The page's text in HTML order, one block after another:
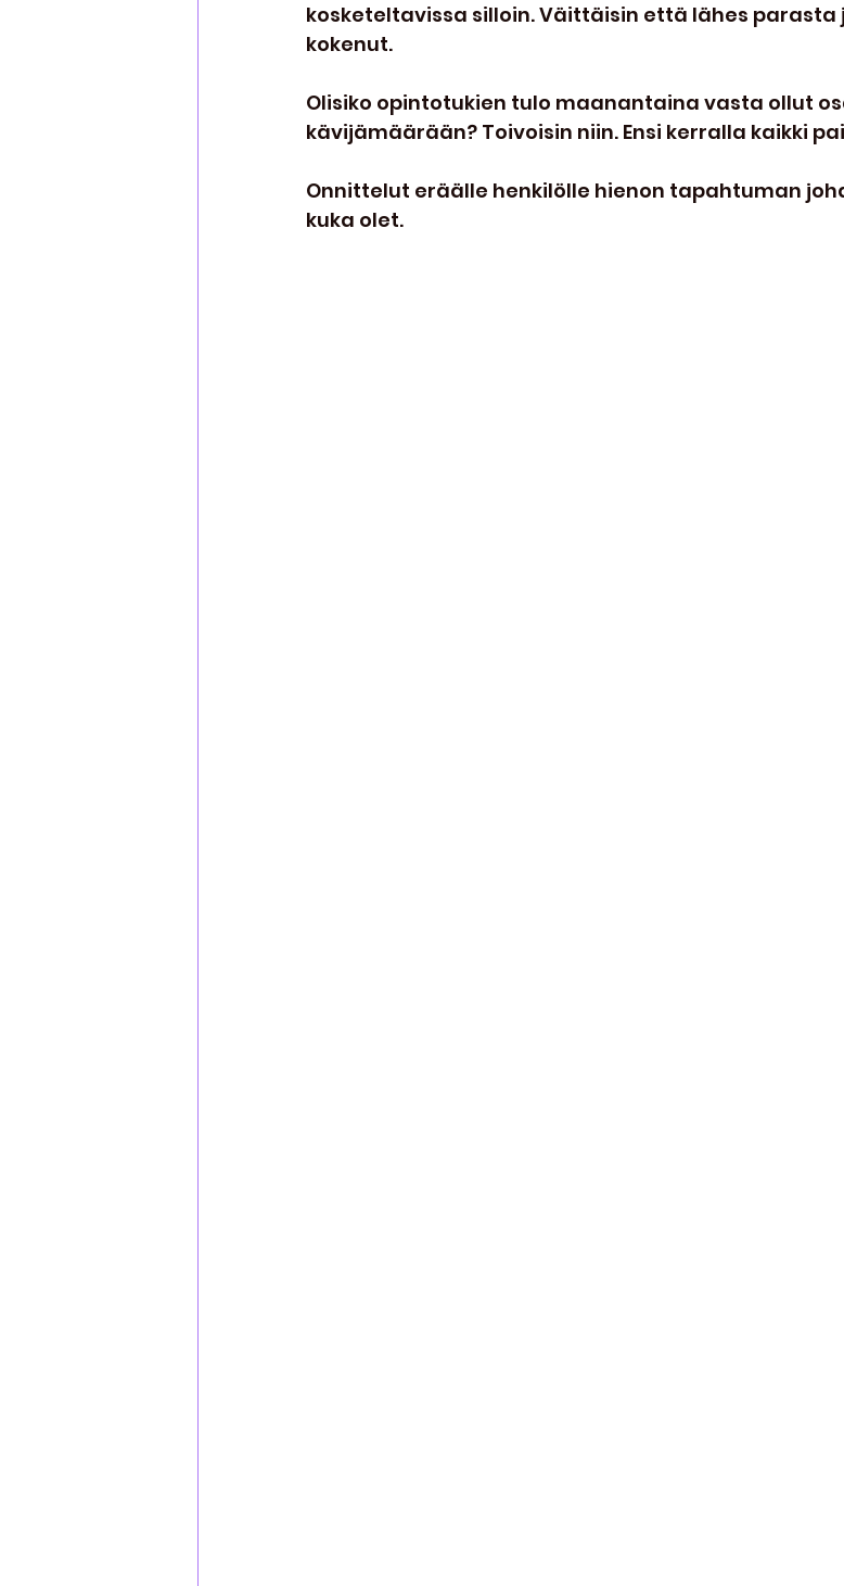
kosketeltavissa silloin. Väittäisin että lähes
kokenut.
Olisiko opintotukien tulo maanantaina vasta ollut
kävijämäärään? Toivoisin niin. Ensi kerralla kaikki
Onnittelut eräälle henkilölle hienon tapahtuman
kuka olet.